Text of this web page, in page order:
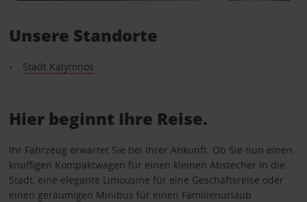
Unsere Standorte
Stadt Kalymnos
Hier beginnt Ihre Reise.
Ihr Fahrzeug erwartet Sie bei Ihrer Ankunft. Ob Sie nun einen
knuffigen Kompaktwagen für einen kleinen Abstecher in die
Stadt, eine elegante Limousine für eine Geschäftsreise oder
einen geräumigen Minibus für einen Familienurlaub